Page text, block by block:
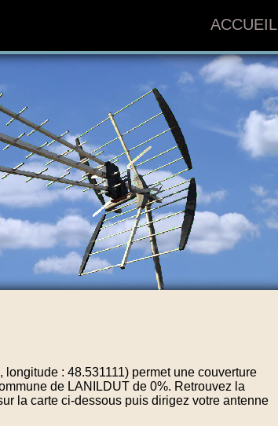
ACCUEIL
: 48.531111) permet une couverture
de LANILDUT de 0%. Retrouvez la
la carte ci-dessous puis dirigez votre antenne